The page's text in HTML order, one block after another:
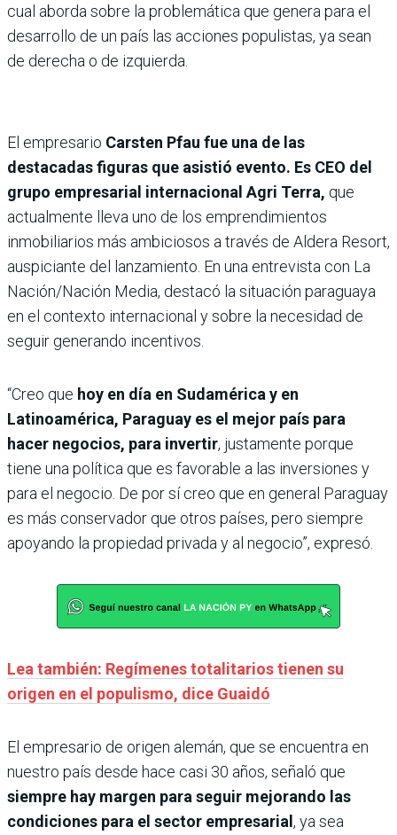
cual aborda sobre la problemática que genera para el
desarrollo de un país las acciones populistas, ya sean
de derecha o de izquierda.
El empresario Carsten Pfau fue una de las
destacadas figuras que asistió evento. Es CEO del
grupo empresarial internacional Agri Terra, que
actualmente lleva uno de los emprendimientos
inmobiliarios más ambiciosos a través de Aldera Resort,
auspiciante del lanzamiento. En una entrevista con La
Nación/Nación Media, destacó la situación paraguaya
en el contexto internacional y sobre la necesidad de
seguir generando incentivos.
“Creo que hoy en día en Sudamérica y en
Latinoamérica, Paraguay es el mejor país para
hacer negocios, para invertir, justamente porque
tiene una política que es favorable a las inversiones y
para el negocio. De por sí creo que en general Paraguay
es más conservador que otros países, pero siempre
apoyando la propiedad privada y al negocio”, expresó.
Lea también: Regímenes totalitarios tienen su
origen en el populismo, dice Guaidó
El empresario de origen alemán, que se encuentra en
nuestro país desde hace casi 30 años, señaló que
siempre hay margen para seguir mejorando las
condiciones para el sector empresarial, ya sea